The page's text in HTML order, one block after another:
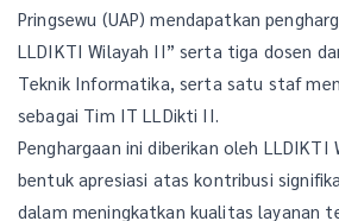
Pringsewu (UAP) mendapatkan
LLDIKTI Wilayah II” serta tiga dosen
Teknik Informatika, serta satu staf
sebagai Tim IT LLDikti II.
Penghargaan ini diberikan oleh LLDIKTI
bentuk apresiasi atas kontribusi
dalam meningkatkan kualitas layanan